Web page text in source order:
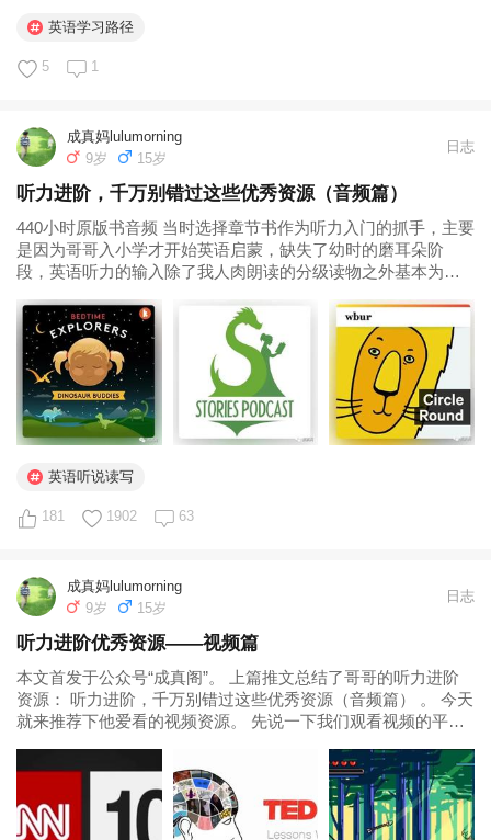
英语学习路径
5 1
成真妈lulumorning
9岁
15岁
日志
听力进阶，千万别错过这些优秀资源（音频篇）
440小时原版书音频 当时选择章节书作为听力入门的抓手，主要
是因为哥哥入小学才开始英语启蒙，缺失了幼时的磨耳朵阶
段，英语听力的输入除了我人肉朗读的分级读物之外基本为
以吸引小朋友； 二是音频语速适中、发音标准，孩子更容易听
懂； 三是使用的是...
英语听说读写
181 1902 63
成真妈lulumorning
9岁
15岁
日志
听力进阶优秀资源——视频篇
本文首发于公众号“成真阁”。 上篇推文总结了哥哥的听力进阶
资源： 听力进阶，千万别错过这些优秀资源（音频篇） 。 今天
就来推荐下他爱看的视频资源。 先说一下我们观看视频的平
的推送推荐中再筛选适合哥哥观看的收藏，这样资源就越来越
丰富了。缺点就是...